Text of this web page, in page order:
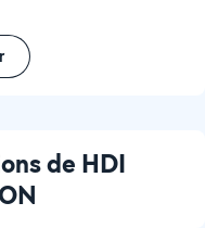
de HDI